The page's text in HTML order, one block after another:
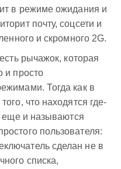
в режиме ожидания и
почту, соцсети и
и скромного 2G.
рычажок, которая
и просто
Тогда как в
что находятся где-
еще и называются
пользователя:
сделан не в
списка,